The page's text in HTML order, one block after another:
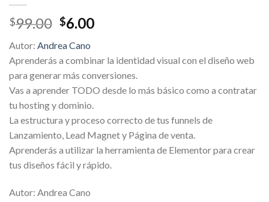
$99.00 Original
was:
$99.00.
$6.00Current
$6.00.
Autor: Andrea Cano
Aprenderás a combinar la identidad visual con el diseño web
para generar más conversiones.
Vas a aprender TODO desde lo más básico como a contratar
tu hosting y dominio.
La estructura y proceso correcto de tus funnels de
Lanzamiento, Lead Magnet y Página de venta.
Aprenderás a utilizar la herramienta de Elementor para crear
tus diseños fácil y rápido.
Autor: Andrea Cano